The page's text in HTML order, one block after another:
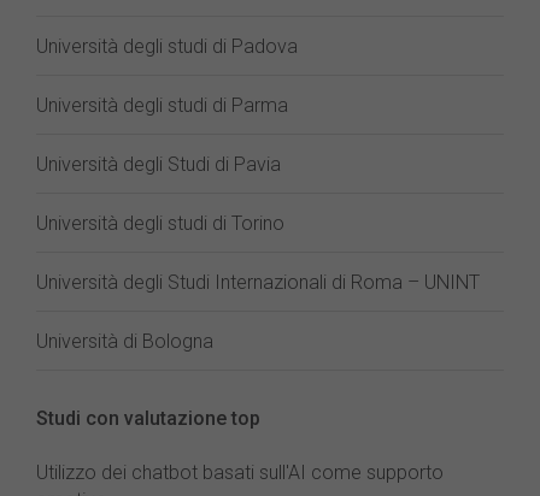
Università degli studi di Padova
Università degli studi di Parma
Università degli Studi di Pavia
Università degli studi di Torino
Università degli Studi Internazionali di Roma – UNINT
Università di Bologna
Studi con valutazione top
Utilizzo dei chatbot basati sull'AI come supporto